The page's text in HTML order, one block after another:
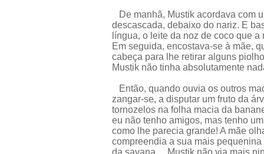
De manhã, Mustik acordava com
descascada, debaixo do nariz. E
língua, o leite da noz de coco que
Em seguida, encostava-se à mãe,
cabeça para lhe retirar alguns
Mustik não tinha absolutamente
Então, quando ouvia os outros
zangar-se, a disputar um fruto da
tornozelos na folha macia da
eu não tenho amigos, mas tenho
como lhe parecia grande! A mãe
compreendia a sua mais
da savana… Mustik não via mais